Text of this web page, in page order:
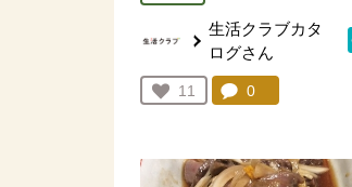
生活クラブカタ
ログさん
お気に入り登録：
11
人が登録
コメント：
0